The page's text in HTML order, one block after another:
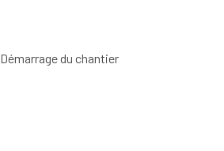
Démarrage du chantier